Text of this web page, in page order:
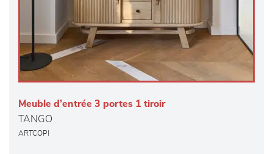
Meuble d’entrée 3 portes 1 tiroir
TANGO
ARTCOPI